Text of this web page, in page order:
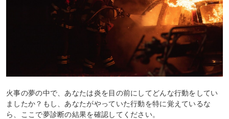
火事の夢の中で、あなたは炎を目の前にしてどんな行動をしてい
ましたか？もし、あなたがやっていた行動を特に覚えているな
ら、ここで夢診断の結果を確認してください。